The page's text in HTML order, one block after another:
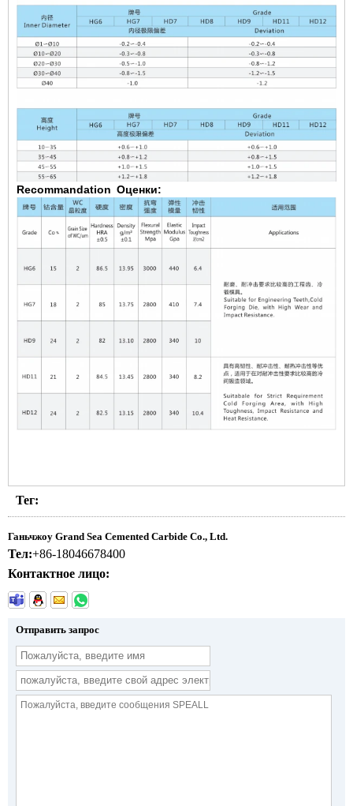
Recommandation Оценки:
Тег:
Ганьчжоу Grand Sea Cemented Carbide Co., Ltd.
Тел:+86-18046678400
Контактное лицо:
Отправить запрос